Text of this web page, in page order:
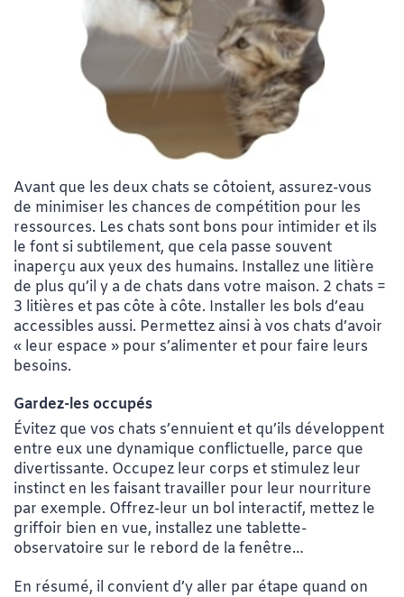
Avant que les deux chats se côtoient, assurez-vous
de minimiser les chances de compétition pour les
ressources. Les chats sont bons pour intimider et ils
le font si subtilement, que cela passe souvent
inaperçu aux yeux des humains. Installez une litière
de plus qu’il y a de chats dans votre maison. 2 chats =
3 litières et pas côte à côte. Installer les bols d’eau
accessibles aussi. Permettez ainsi à vos chats d’avoir
« leur espace » pour s’alimenter et pour faire leurs
besoins.
Gardez-les occupés
Évitez que vos chats s’ennuient et qu’ils développent
entre eux une dynamique conflictuelle, parce que
divertissante. Occupez leur corps et stimulez leur
instinct en les faisant travailler pour leur nourriture
par exemple. Offrez-leur un bol interactif, mettez le
griffoir bien en vue, installez une tablette-
observatoire sur le rebord de la fenêtre…
En résumé, il convient d’y aller par étape quand on